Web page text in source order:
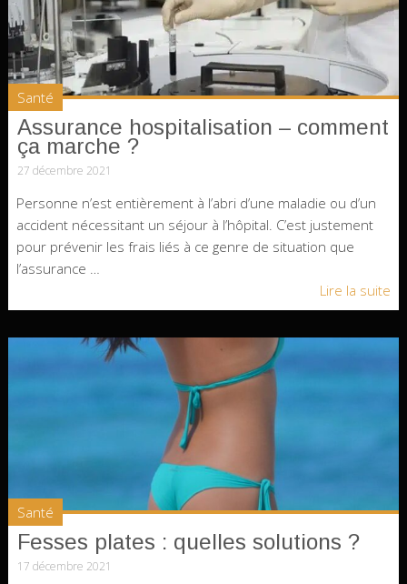
Santé
Assurance hospitalisation – comment
ça marche ?
27 décembre 2021
Personne n’est entièrement à l’abri d’une maladie ou d’un
accident nécessitant un séjour à l’hôpital. C’est justement
pour prévenir les frais liés à ce genre de situation que
l’assurance …
Lire la suite
Santé
Fesses plates : quelles solutions ?
17 décembre 2021